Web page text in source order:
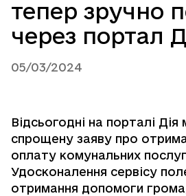
тепер зручно
через портал
05/03/2024
Відсьогодні на порталі Дія
спрощену заяву про
оплату комунальних
Удосконалення сервісу
отримання допомоги